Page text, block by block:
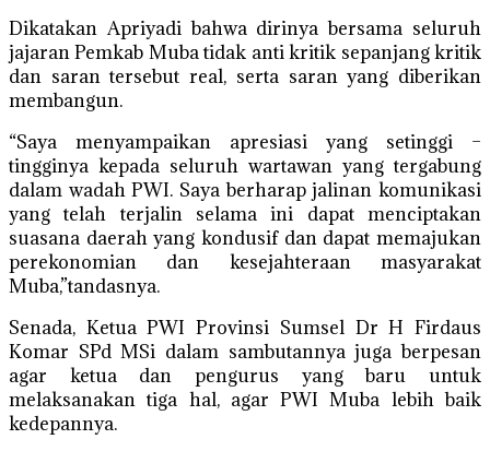
Dikatakan Apriyadi bahwa dirinya bersama seluruh
jajaran Pemkab Muba tidak anti kritik sepanjang kritik
dan saran tersebut real, serta saran yang diberikan
membangun.
“Saya menyampaikan apresiasi yang setinggi –
tingginya kepada seluruh wartawan yang tergabung
dalam wadah PWI. Saya berharap jalinan komunikasi
yang telah terjalin selama ini dapat menciptakan
suasana daerah yang kondusif dan dapat memajukan
perekonomian dan kesejahteraan masyarakat
Muba,”tandasnya.
Senada, Ketua PWI Provinsi Sumsel Dr H Firdaus
Komar SPd MSi dalam sambutannya juga berpesan
agar ketua dan pengurus yang baru untuk
melaksanakan tiga hal, agar PWI Muba lebih baik
kedepannya.